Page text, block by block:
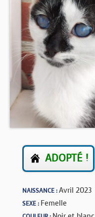
CONTACT
BOUTIQUE
FORUM
ADOPTÉ !
NAISSANCE :Avril 2023
SEXE : Femelle